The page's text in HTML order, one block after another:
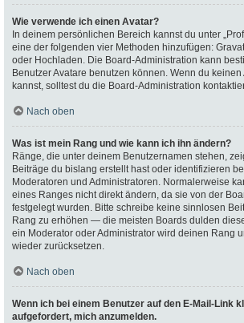
Wie verwende ich einen Avatar?
In deinem persönlichen Bereich kannst du unter
eine der folgenden vier Methoden hinzufügen:
oder Hochladen. Die Board-Administration kann
Benutzer Avatare benutzen können. Wenn du keinen
kannst, solltest du die Board-Administration
Nach oben
Was ist mein Rang und wie kann ich ihn ändern?
Ränge, die unter deinem Benutzernamen stehen,
Beiträge du bislang erstellt hast oder identifizieren
Moderatoren und Administratoren. Normalerweise
eines Ranges nicht direkt ändern, da sie von der
festgelegt wurden. Bitte schreibe keine sinnlosen
Rang zu erhöhen — die meisten Boards dulden
ein Moderator oder Administrator wird deinen Rang
wieder zurücksetzen.
Nach oben
Wenn ich bei einem Benutzer auf den E-Mail-Link
aufgefordert, mich anzumelden.